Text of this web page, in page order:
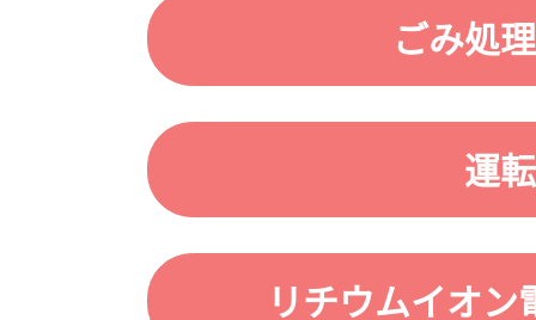
ごみ処
運
リチウムイオ